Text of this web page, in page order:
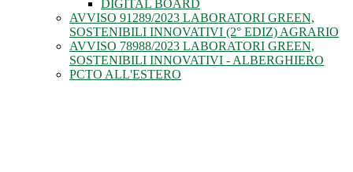
DIGITAL BOARD
AVVISO 91289/2023 LABORATORI GREEN,
SOSTENIBILI INNOVATIVI (2° EDIZ) AGRARIO
AVVISO 78988/2023 LABORATORI GREEN,
SOSTENIBILI INNOVATIVI - ALBERGHIERO
PCTO ALL'ESTERO